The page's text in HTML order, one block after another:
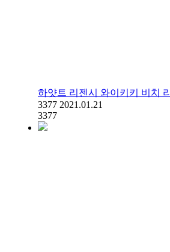
하얏트 리젠시 와이키키 비치
3377 2021.01.21
3377